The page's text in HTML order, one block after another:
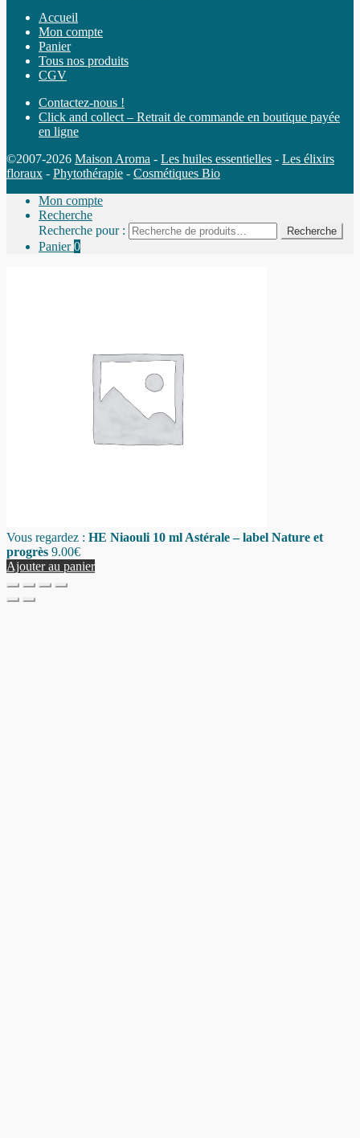
Accueil
Mon compte
Panier
Tous nos produits
CGV
Contactez-nous !
Click and collect – Retrait de commande en boutique payée
en ligne
©2007-2026 Maison Aroma - Les huiles essentielles - Les élixirs
floraux - Phytothérapie - Cosmétiques Bio
Mon compte
Recherche
Recherche pour :
Recherche
Panier0
Vous regardez : HE Niaouli 10 ml Astérale – label Nature et
progrès 9.00€
Ajouter au panier